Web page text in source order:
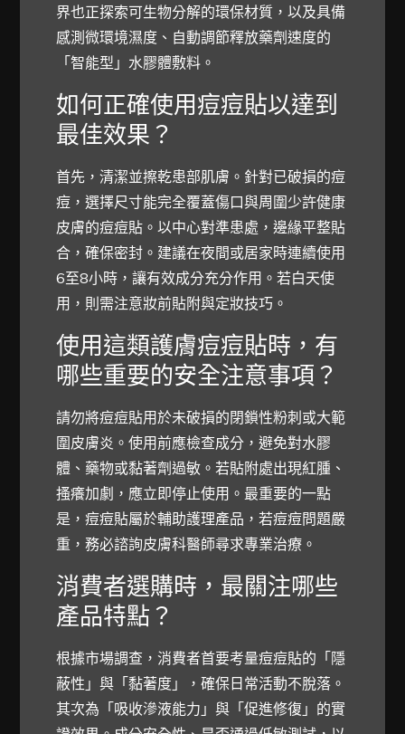
界也正探索可生物分解的環保材質，以及具備
感測微環境濕度、自動調節釋放藥劑速度的
「智能型」水膠體敷料。
如何正確使用痘痘貼以達到
最佳效果？
首先，清潔並擦乾患部肌膚。針對已破損的痘
痘，選擇尺寸能完全覆蓋傷口與周圍少許健康
皮膚的痘痘貼。以中心對準患處，邊緣平整貼
合，確保密封。建議在夜間或居家時連續使用
6至8小時，讓有效成分充分作用。若白天使
用，則需注意妝前貼附與定妝技巧。
使用這類護膚痘痘貼時，有
哪些重要的安全注意事項？
請勿將痘痘貼用於未破損的閉鎖性粉刺或大範
圍皮膚炎。使用前應檢查成分，避免對水膠
體、藥物或黏著劑過敏。若貼附處出現紅腫、
搔癢加劇，應立即停止使用。最重要的一點
是，痘痘貼屬於輔助護理產品，若痘痘問題嚴
重，務必諮詢皮膚科醫師尋求專業治療。
消費者選購時，最關注哪些
產品特點？
根據市場調查，消費者首要考量痘痘貼的「隱
蔽性」與「黏著度」，確保日常活動不脫落。
其次為「吸收滲液能力」與「促進修復」的實